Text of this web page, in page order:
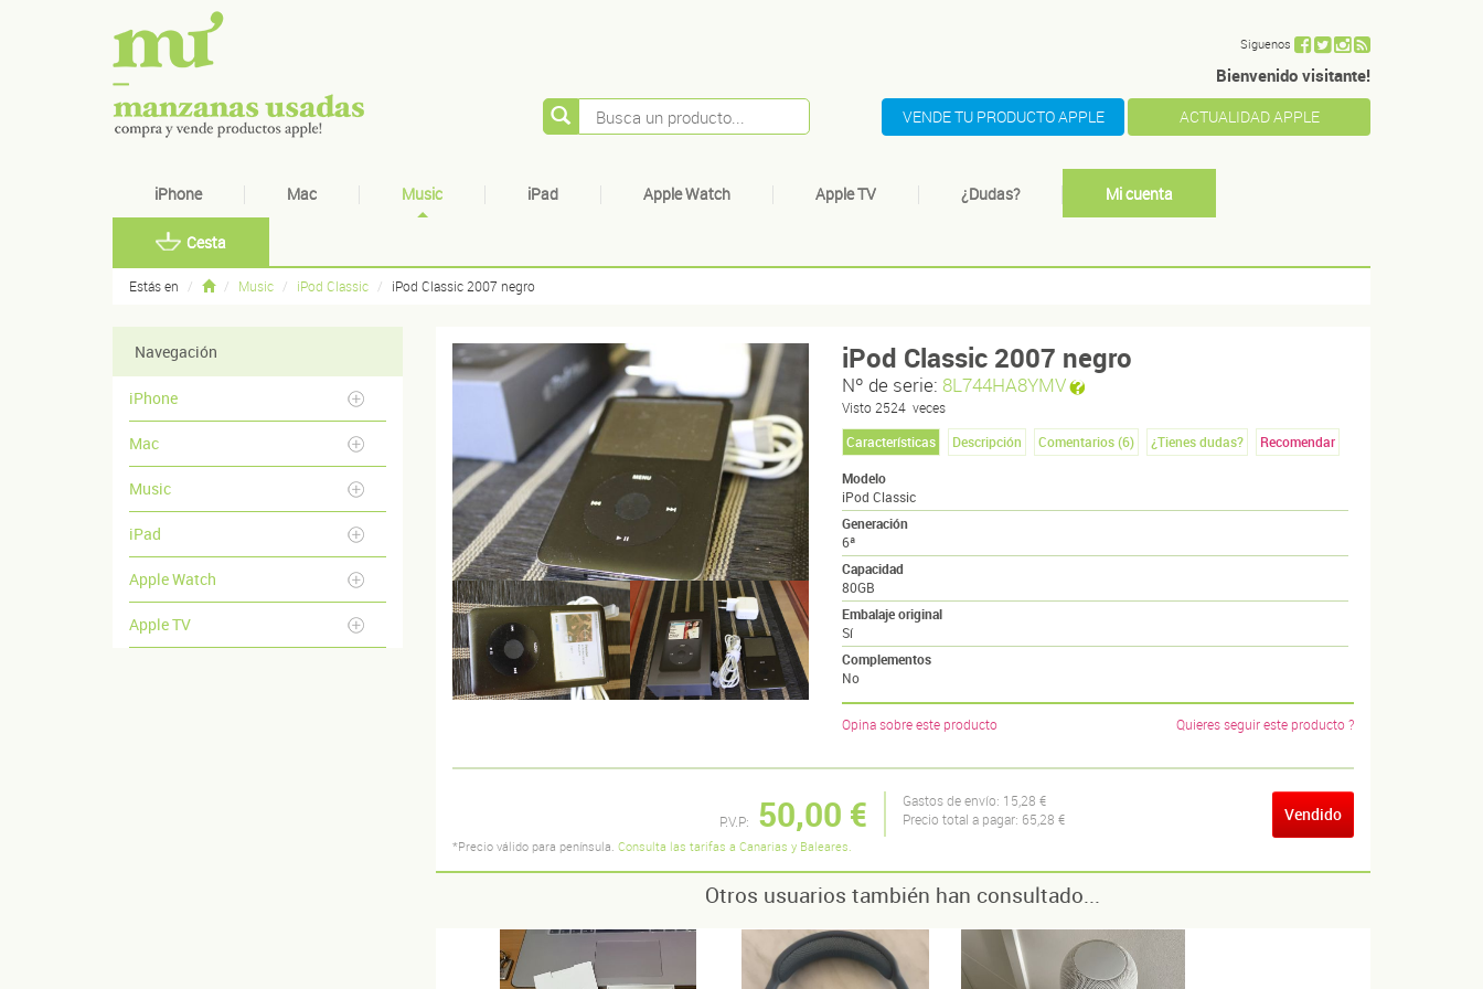
Siguenos
Bienvenido visitante!
VENDE TU PRODUCTO APPLE ACTUALIDAD APPLE
iPhone Mac Music iPad Apple Watch Apple TV ¿Dudas? Mi cuenta
Cesta
Estás en Music iPod Classic iPod Classic 2007 negro
Navegación
iPhone
Mac
Music
iPad
Apple Watch
Apple TV
iPod Classic 2007 negro
Nº de serie: 8L744HA8YMV
Visto 2524 veces
Características
Descripción Comentarios (6) ¿Tienes dudas? Recomendar
Modelo
iPod Classic
Generación
6ª
Capacidad
80GB
Embalaje original
Sí
Complementos
No
Opina sobre este producto Quieres seguir este producto ?
P.V.P: 50,00 € Gastos de envío: 15,28 €
Precio total a pagar: 65,28 € Vendido
*Precio válido para península. Consulta las tarifas a Canarias y Baleares.
Otros usuarios también han consultado...